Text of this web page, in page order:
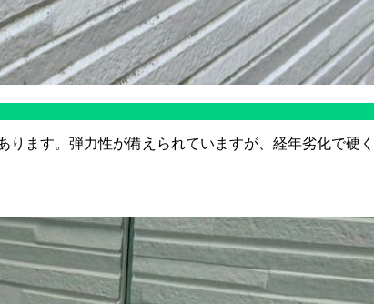
ます。弾力性が備えられていますが、経年劣化で硬